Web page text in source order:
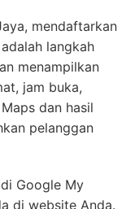
mendaftarkan
langkah
menampilkan
jam buka,
dan hasil
pelanggan
Google My
di website Anda.